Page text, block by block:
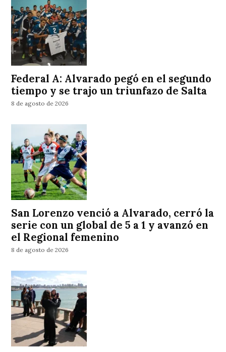
Federal A: Alvarado pegó en el segundo
tiempo y se trajo un triunfazo de Salta
8 de agosto de 2026
San Lorenzo venció a Alvarado, cerró la
serie con un global de 5 a 1 y avanzó en
el Regional femenino
8 de agosto de 2026